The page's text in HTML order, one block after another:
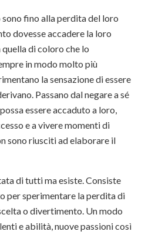
fino alla perdita del loro
dovesse accadere la loro
di coloro che lo
in modo molto più
la sensazione di essere
Passano dal negare a sé
essere accaduto a loro,
e a vivere momenti di
sono riusciti ad elaborare il
di tutti ma esiste. Consiste
per sperimentare la perdita di
o divertimento. Un modo
e abilità, nuove passioni così